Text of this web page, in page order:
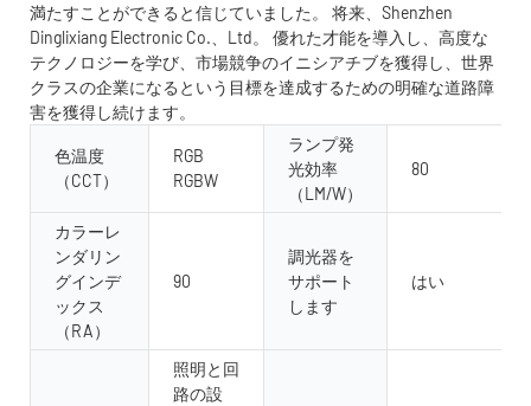
満たすことができると信じていました。 将来、Shenzhen
Dinglixiang Electronic Co.、Ltd。 優れた才能を導入し、高度な
テクノロジーを学び、市場競争のイニシアチブを獲得し、世界
クラスの企業になるという目標を達成するための明確な道路障
害を獲得し続けます。
色温度
（CCT）
RGB
RGBW
ランプ発
光効率
（LM/W）
80
カラーレ
ンダリン
グインデ
ックス
（RA）
90
調光器を
サポート
します
はい
照明と回
路の設